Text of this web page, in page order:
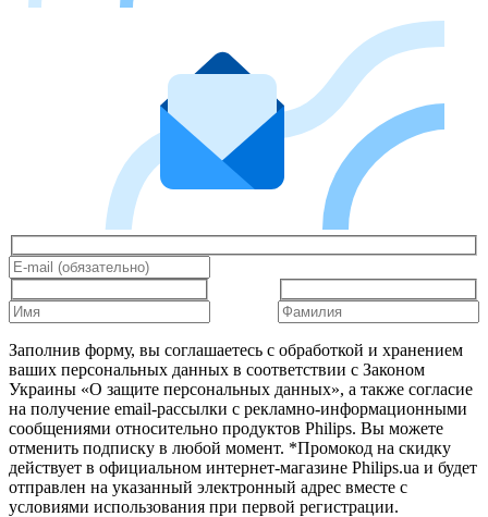
Заполнив форму, вы соглашаетесь с обработкой и хранением
ваших персональных данных в соответствии с Законом
Украины «О защите персональных данных», а также согласие
на получение email-рассылки с рекламно-информационными
сообщениями относительно продуктов Philips. Вы можете
отменить подписку в любой момент. *Промокод на скидку
действует в официальном интернет-магазине Philips.ua и будет
отправлен на указанный электронный адрес вместе с
условиями использования при первой регистрации.